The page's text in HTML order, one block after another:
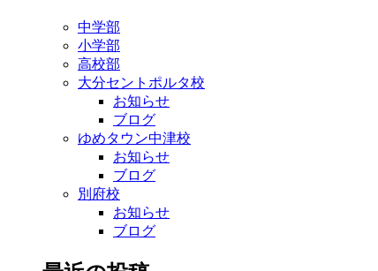
中学部
小学部
高校部
大分セントポルタ校
お知らせ
ブログ
ゆめタウン中津校
お知らせ
ブログ
別府校
お知らせ
ブログ